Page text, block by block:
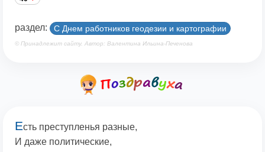
раздел: С Днем работников геодезии и картографии
© Принадлежит сайту. Автор: Валентина Ильина-Печенова
Есть преступленья разные,
И даже политические,